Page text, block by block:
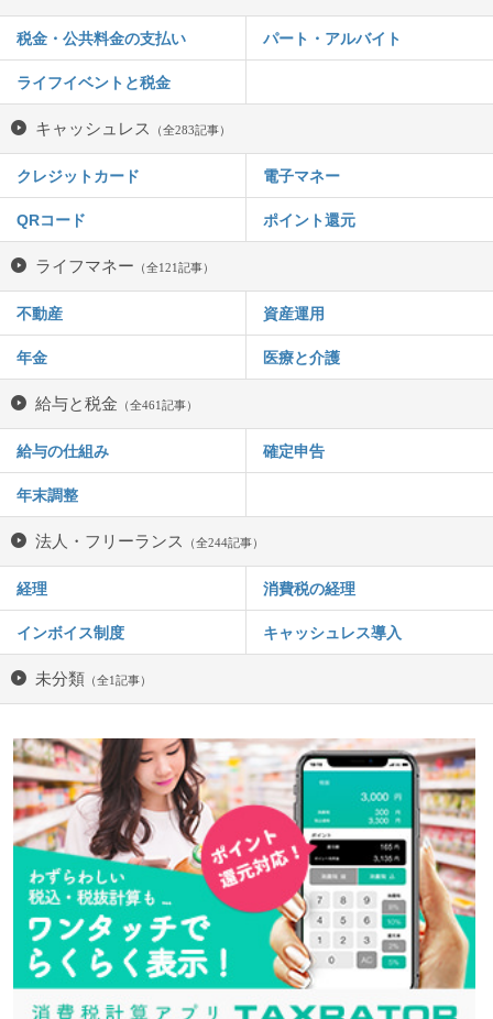
税金・公共料金の支払い パート・アルバイト
ライフイベントと税金
キャッシュレス （全283記事）
クレジットカード 電子マネー
QRコード ポイント還元
ライフマネー （全121記事）
不動産 資産運用
年金 医療と介護
給与と税金 （全461記事）
給与の仕組み 確定申告
年末調整
法人・フリーランス （全244記事）
経理 消費税の経理
インボイス制度 キャッシュレス導入
未分類 （全1記事）